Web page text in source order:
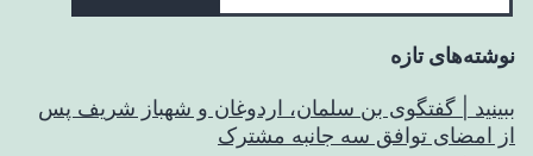
نوشته‌های تازه
ببینید | گفتگوی بن سلمان، اردوغان و شهباز شریف پس
از امضای توافق سه جانبه مشترک